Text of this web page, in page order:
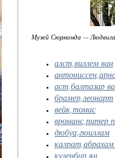
Музей Сюрмонда — Людвига
алст,виллем ван
аст,балтазар
брамер,леонарт
вейк,томас
вроманс,питер
дюбуа,гюиллам
куленбир,ян